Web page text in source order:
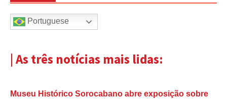
Portuguese
| As três notícias mais lidas:
Museu Histórico Sorocabano abre exposição sobre